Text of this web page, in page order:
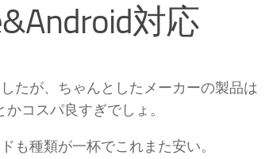
対応
たが、ちゃんとしたメーカーの製品は
コスパ良すぎでしょ。
種類が一杯でこれまた安い。